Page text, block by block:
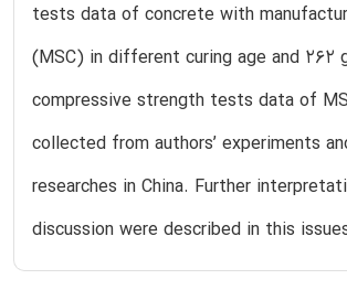
tests data of concrete with
(MSC) in different curing age and 262
compressive strength tests data of
collected from authors’ experiments
researches in China. Further
discussion were described in this